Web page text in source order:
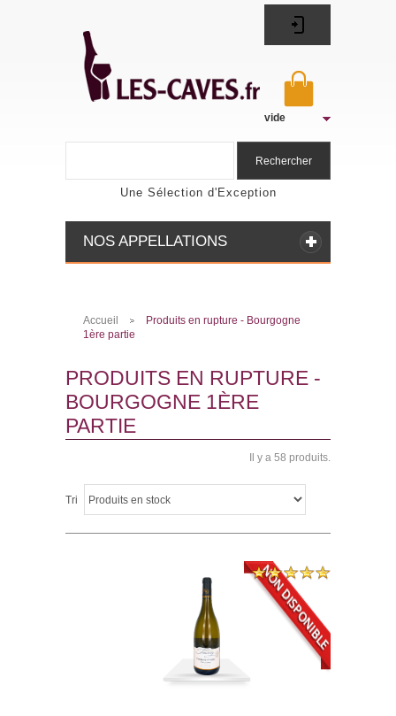
Une Sélection d'Exception
vide
NOS APPELLATIONS
Rechercher
Accueil
>
Produits en rupture - Bourgogne
1ère partie
PRODUITS EN RUPTURE -
BOURGOGNE 1ÈRE
PARTIE
Il y a 58 produits.
Tri